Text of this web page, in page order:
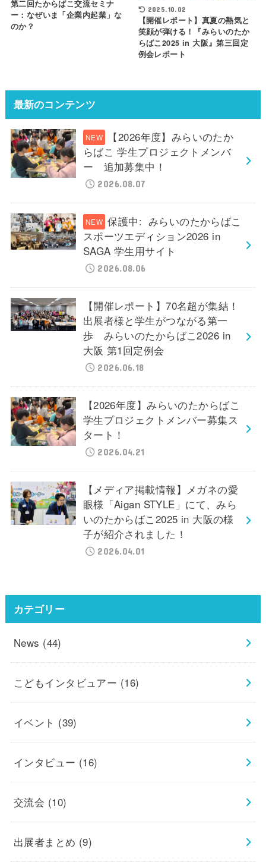
第二回たからばこ交流セミナ
ー：なぜいま「企業内起業」な
のか？
2025.10.02
【開催レポート】真夏の熱気と
笑顔が弾ける！『みらいのたか
らばこ2025 in 大阪』第三回定
例会レポート
最新のコンテンツ
【2026年度】みらいのたか
らばこ 学生プロジェクトメンバ
ー 追加募集中！
2026.08.07
保護中: みらいのたからばこ
スポーツエディション2026 in
SAGA 学生用サイト
2026.08.06
【開催レポート】70名超が集結！
出展者様と学生がつながる第一
歩 みらいのたからばこ2026 in
大阪 第1回定例会
2026.06.18
【2026年度】みらいのたからばこ
学生プロジェクトメンバー募集ス
タート！
2026.04.21
【メディア掲載情報】メガネの愛
眼様「Aigan STYLE」にて、みら
いのたからばこ2025 in 大阪の様
子が紹介されました！
2026.04.01
カテゴリー
News (44)
こどもインタビュアー (16)
イベント (39)
インタビュー (16)
交流会 (10)
出展者まとめ (9)